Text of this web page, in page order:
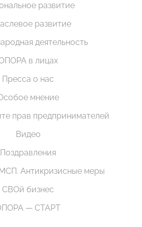
развитие
развитие
деятельность
в лицах
Пресса о нас
мнение
прав предпринимателей
Видео
Поздравления
Антикризисные меры
СВОй бизнес
— СТАРТ